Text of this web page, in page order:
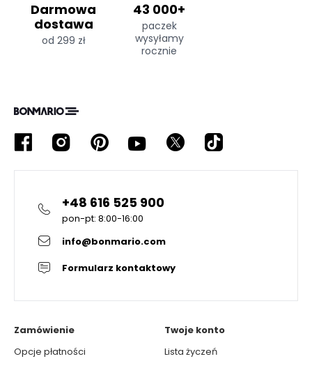
Darmowa
dostawa
od 299 zł
43 000+
paczek
wysyłamy
rocznie
+48 616 525 900
pon-pt: 8:00-16:00
info@bonmario.com
Formularz kontaktowy
Zamówienie
Opcje płatności
Twoje konto
Lista życzeń